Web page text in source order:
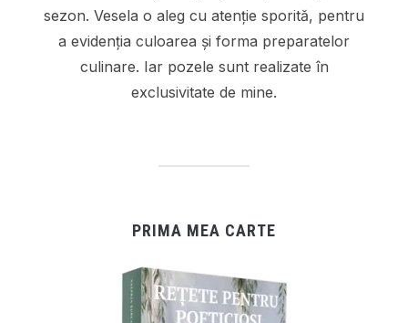
sezon. Vesela o aleg cu atenție sporită, pentru
a evidenția culoarea și forma preparatelor
culinare. Iar pozele sunt realizate în
exclusivitate de mine.
PRIMA MEA CARTE